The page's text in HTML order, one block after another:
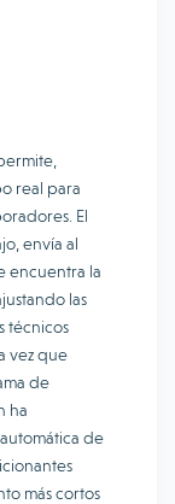
real para
El
envía al
encuentra la
las
técnicos
vez que
de
ha
de
más cortos